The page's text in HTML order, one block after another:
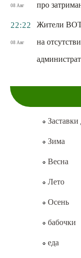
08 Авг
про
22:22
08 Авг
Жители ВОТ
на
Зима
Весна
Лето
Осень
бабочки
еда